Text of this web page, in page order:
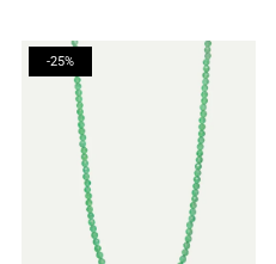
-25%